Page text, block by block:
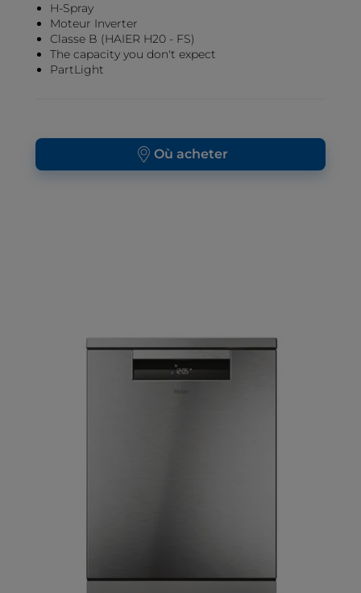
H-Spray
Moteur Inverter
Classe B (HAIER H20 - FS)
The capacity you don't expect
PartLight
Où acheter